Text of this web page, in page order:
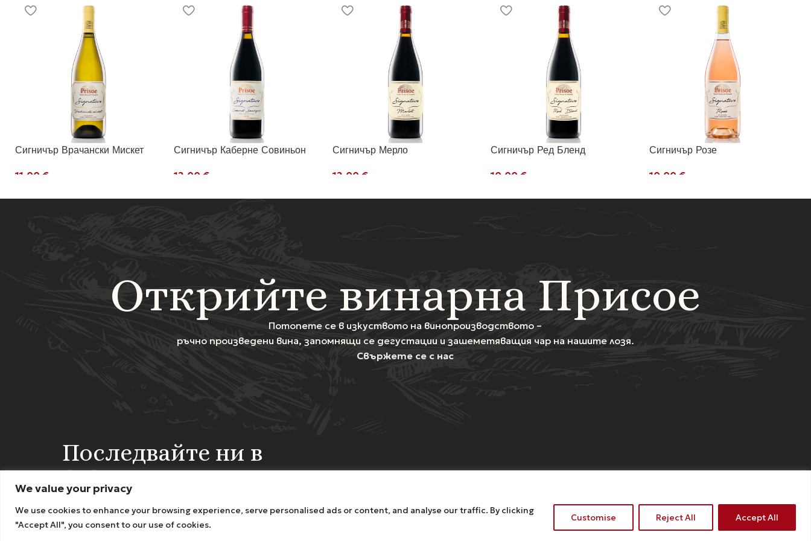
We value your privacy
We use cookies to enhance your browsing experience, serve personalised ads or content, and analyse our traffic. By clicking
"Accept All", you consent to our use of cookies.
Customise Reject All Accept All
Сигничър Врачански Мискет
€
Сигничър Каберне Совиньон
€
Сигничър Мерло
€
Сигничър Ред Бленд
€
Сигничър Розе
€
Открийте винарна Присое
Потопете се в изкуството на винопроизводството –
ръчно произведени вина, запомнящи се дегустации и зашеметяващия чар на нашите лозя.
Свържете се с нас
Последвайте ни в